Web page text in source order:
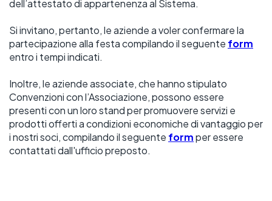
dell’attestato di appartenenza al Sistema.
Si invitano, pertanto, le aziende a voler confermare la
partecipazione alla festa compilando il seguente form
entro i tempi indicati.
Inoltre, le aziende associate, che hanno stipulato
Convenzioni con l’Associazione, possono essere
presenti con un loro stand per promuovere servizi e
prodotti offerti a condizioni economiche di vantaggio per
i nostri soci, compilando il seguente formper essere
contattati dall'ufficio preposto.